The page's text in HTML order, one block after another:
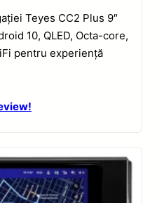
Teyes CC2 Plus 9″
10, QLED, Octa-core,
pentru experiență